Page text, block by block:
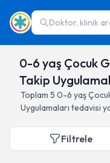
Doktor, klinik
0-6 yaş Çocuk
Takip
Toplam 5 0-6 yaş
Uygulamaları tedavisi
Filtrele